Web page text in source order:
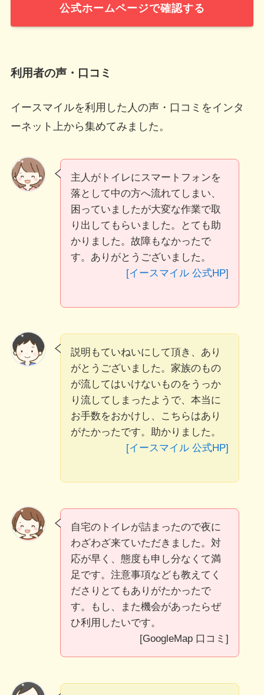
公式ホームページで確認する
利用者の声・口コミ
イースマイルを利用した人の声・口コミをインタ
ーネット上から集めてみました。
主人がトイレにスマートフォンを
落として中の方へ流れてしまい、
困っていましたが大変な作業で取
り出してもらいました。とても助
かりました。故障もなかったで
す。ありがとうございました。
[イースマイル 公式HP]
説明もていねいにして頂き、あり
がとうございました。家族のもの
が流してはいけないものをうっか
り流してしまったようで、本当に
お手数をおかけし、こちらはあり
がたかったです。助かりました。
[イースマイル 公式HP]
自宅のトイレが詰まったので夜に
わざわざ来ていただきました。対
応が早く、態度も申し分なくて満
足です。注意事項なども教えてく
ださりとてもありがたかったで
す。もし、また機会があったらぜ
ひ利用したいです。
[GoogleMap 口コミ]